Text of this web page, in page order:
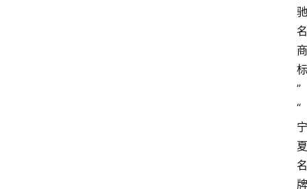
驰
名
商
标
”
“
宁
夏
名
牌